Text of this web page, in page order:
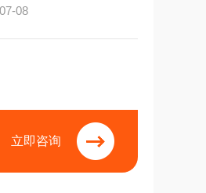
08
立即咨询